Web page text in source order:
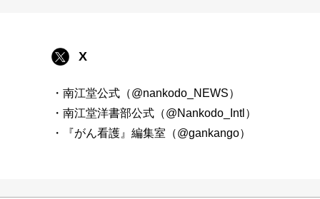
X
・南江堂公式（@nankodo_NEWS）
・南江堂洋書部公式（@Nankodo_Intl）
・『がん看護』編集室（@gankango）